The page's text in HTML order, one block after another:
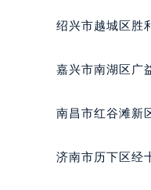
绍兴市越城区胜
嘉兴市南湖区广
南昌市红谷滩新
济南市历下区经